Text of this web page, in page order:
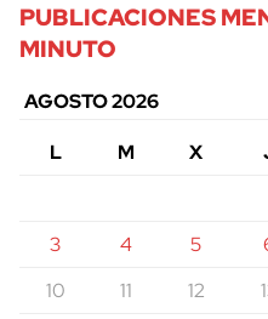
PUBLICACIONES
MINUTO
AGOSTO 2026
L
M X
3
4 5
10
11 12